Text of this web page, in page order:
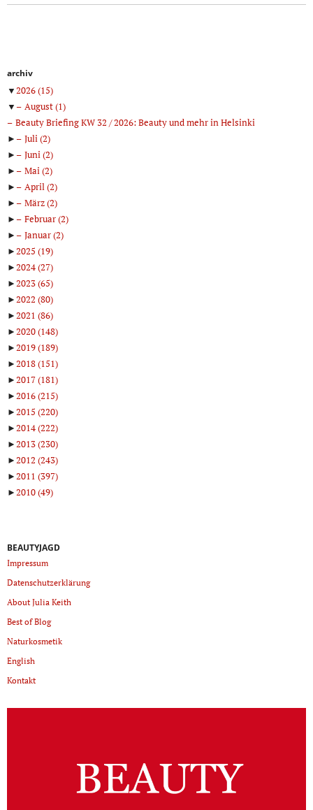
archiv
▼2026(15)
▼
August(1)
Beauty Briefing KW 32 / 2026: Beauty und mehr in Helsinki
►
Juli(2)
►
Juni(2)
►
Mai(2)
►
April(2)
►
März(2)
►
Februar(2)
►
Januar(2)
►2025 (19)
►2024(27)
►2023(65)
►2022 (80)
►2021 (86)
►2020(148)
►2019(189)
►2018(151)
►2017(181)
►2016(215)
►2015 (220)
►2014(222)
►2013(230)
►2012 (243)
►2011 (397)
►2010(49)
BEAUTYJAGD
Impressum
Datenschutzerklärung
About Julia Keith
Best of Blog
Naturkosmetik
English
Kontakt